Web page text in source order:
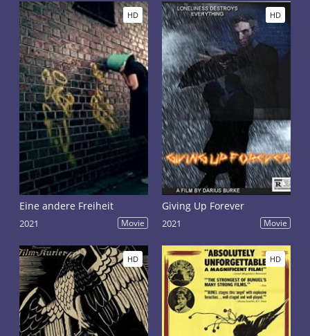
HD
Eine andere Freiheit
2021 Movie
HD
Giving Up Forever
2021 Movie
HD HD